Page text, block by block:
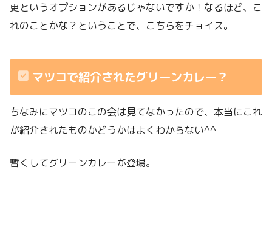
更というオプションがあるじゃないですか！なるほど、こ
れのことかな？ということで、こちらをチョイス。
マツコで紹介されたグリーンカレー？
ちなみにマツコのこの会は見てなかったので、本当にこれ
が紹介されたものかどうかはよくわからない^^
暫くしてグリーンカレーが登場。